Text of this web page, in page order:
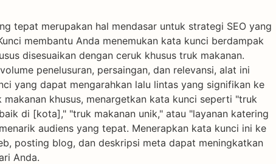
tepat merupakan hal mendasar untuk strategi SEO yang
membantu Anda menemukan kata kunci berdampak
disesuaikan dengan ceruk khusus truk makanan.
penelusuran, persaingan, dan relevansi, alat ini
yang dapat mengarahkan lalu lintas yang signifikan ke
makanan khusus, menargetkan kata kunci seperti "truk
di [kota]," "truk makanan unik," atau "layanan katering
audiens yang tepat. Menerapkan kata kunci ini ke
posting blog, dan deskripsi meta dapat meningkatkan
Anda.